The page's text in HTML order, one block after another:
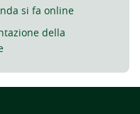
si fa online
della